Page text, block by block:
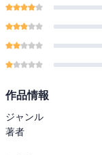
作品情報
ジャンル
著者